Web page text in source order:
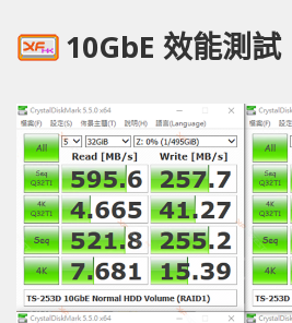
10GbE 效能測試